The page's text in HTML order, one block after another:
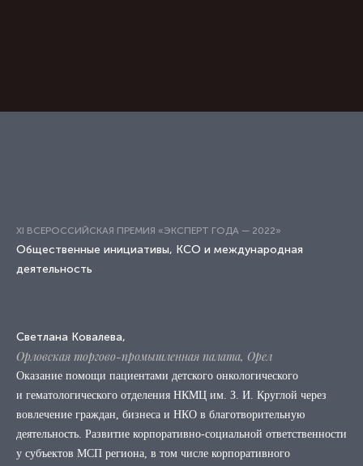
XI ВСЕРОССИЙСКАЯ ПРЕМИЯ «ЭКСПЕРТ ГОДА — 2022»
Общественные инициативы, КСО и международная
деятельность
Светлана Ковалева,
Орловская торгово-промышленная палата, Орел
Оказание помощи пациентами детского онкологического
и гематологического отделения НКМЦ им. З. И. Круглой через
вовлечение граждан, бизнеса и НКО в благотворительную
деятельность. Развитие корпоративно-социальной ответственности
у субъектов МСП региона, в том числе корпоративного